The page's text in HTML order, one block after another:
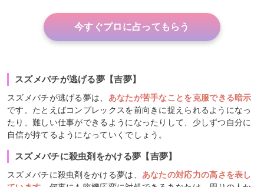
今すぐプロに占ってもらう
スズメバチが逃げる夢【吉夢】
スズメバチが逃げる夢は、 あなたが苦手なことを克服できる暗示
です。たとえばコンプレックスを前向きに捉えられるようになっ
たり、難しい仕事ができるようになったりして、少しずつ自分に
自信が持てるようになっていくでしょう。
スズメバチに殺虫剤をかける夢【吉夢】
スズメバチに殺虫剤をかける夢は、 あなたの対応力の高さを表し